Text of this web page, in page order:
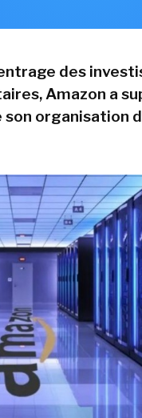
des
Amazon a
son organisation